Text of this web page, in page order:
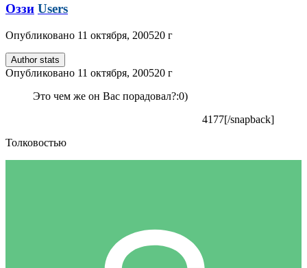
Оззи Users
Опубликовано 11 октября, 200520 г
Author stats
Опубликовано 11 октября, 200520 г
Это чем же он Вас порадовал?:0)
4177[/snapback]
Толковостью